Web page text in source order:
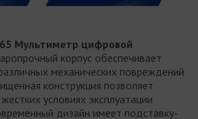
Мультиметр цифровой
корпус обеспечивает
механических повреждений
конструкция позволяет
условиях эксплуатации
дизайн имеет подставку-